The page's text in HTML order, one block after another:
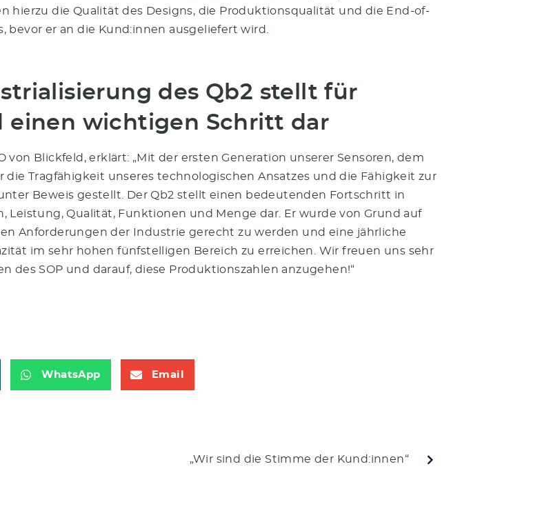
hierzu die Qualität des Designs, die Produktionsqualität und die End-of-
bevor er an die Kund:innen ausgeliefert wird.
des Qb2 stellt für
einen wichtigen Schritt dar
von Blickfeld, erklärt: „Mit der ersten Generation unserer Sensoren, dem
die Tragfähigkeit unseres technologischen Ansatzes und die Fähigkeit zur
Beweis gestellt. Der Qb2 stellt einen bedeutenden Fortschritt in
Leistung, Qualität, Funktionen und Menge dar. Er wurde von Grund auf
Anforderungen der Industrie gerecht zu werden und eine jährliche
im sehr hohen fünfstelligen Bereich zu erreichen. Wir freuen uns sehr
des SOP und darauf, diese Produktionszahlen anzugehen!“
WhatsApp Email
„Wir sind die Stimme der Kund:innen“